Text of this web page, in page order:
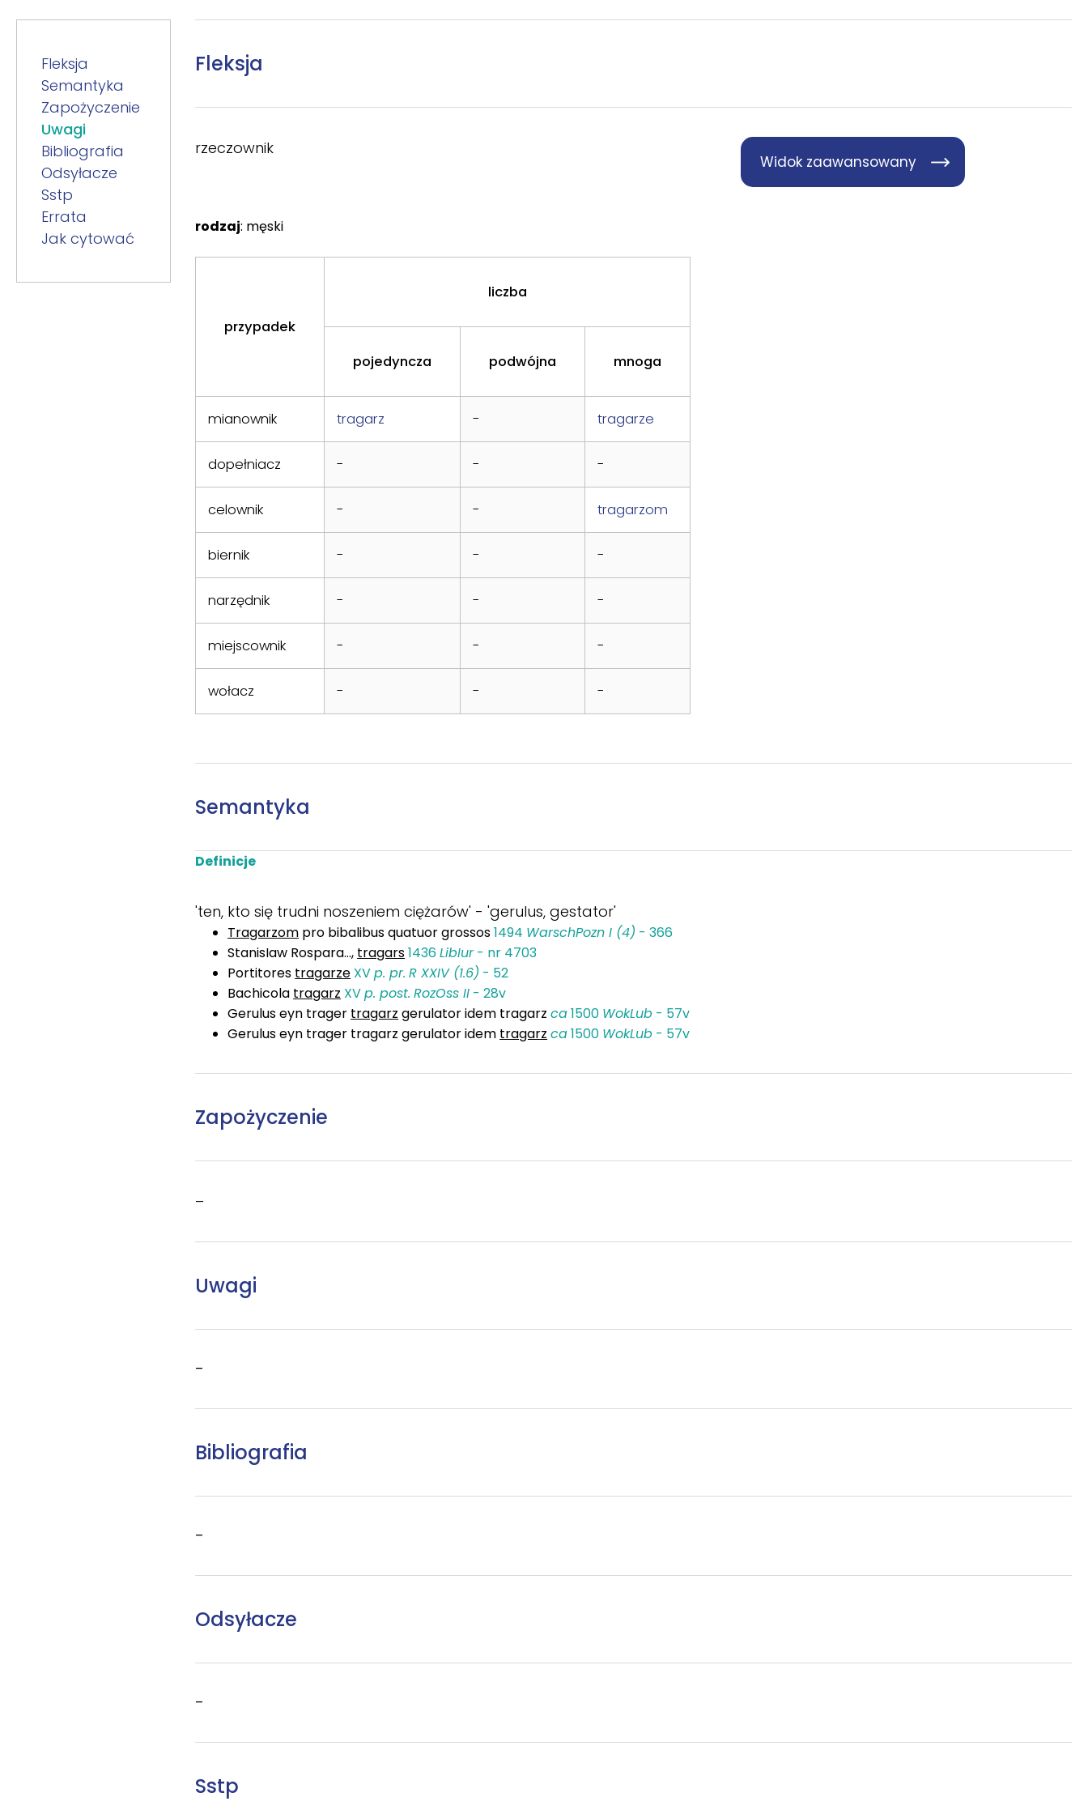
Fleksja
Semantyka
Zapożyczenie
Uwagi
Bibliografia
Odsyłacze
Sstp
Errata
Jak cytować
Fleksja
rzeczownik
Widok zaawansowany
rodzaj: męski
przypadek
liczba
pojedyncza podwójna mnoga
mianownik tragarz - tragarze
dopełniacz - - -
celownik - - tragarzom
biernik - - -
narzędnik - - -
miejscownik - - -
wołacz - - -
Semantyka
Definicje
'ten, kto się trudni noszeniem ciężarów' - 'gerulus, gestator'
Tragarzom pro bibalibus quatuor grossos1494 WarschPozn I (4) - 366
StanisIaw Rospara..., tragars1436LibIur- nr 4703
Portitores tragarze XVp. pr. R XXIV (1.6) - 52
Bachicola tragarz XVp. post. RozOss II - 28v
Gerulus eyn trager tragarz gerulator idem tragarzca1500 WokLub - 57v
Gerulus eyn trager tragarz gerulator idem tragarz ca1500 WokLub - 57v
Zapożyczenie
–
Uwagi
–
Bibliografia
–
Odsyłacze
–
Sstp